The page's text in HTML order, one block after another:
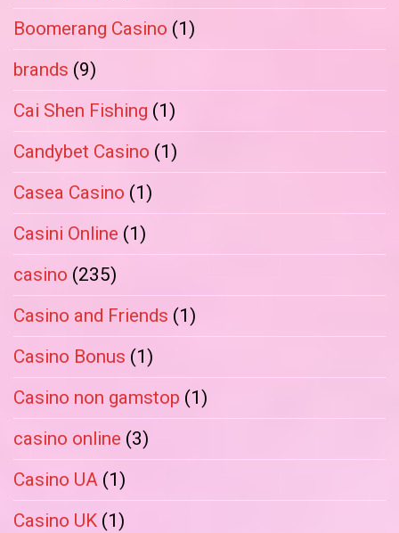
Boomerang Casino (1)
brands (9)
Cai Shen Fishing (1)
Candybet Casino (1)
Casea Casino (1)
Casini Online (1)
casino (235)
Casino and Friends (1)
Casino Bonus (1)
Casino non gamstop (1)
casino online (3)
Casino UA (1)
Casino UK (1)